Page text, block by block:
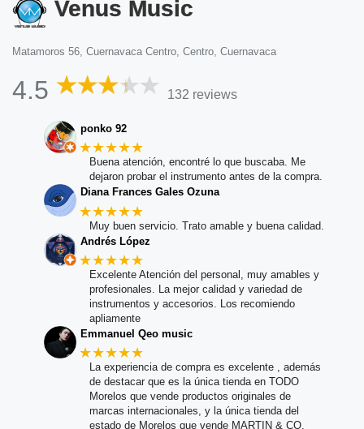
Venus Music
Matamoros 56, Cuernavaca Centro, Centro, Cuernavaca
4.5 132 reviews
ponko 92
★★★★★
Buena atención, encontré lo que buscaba. Me
dejaron probar el instrumento antes de la compra.
Diana Frances Gales Ozuna
★★★★★
Muy buen servicio. Trato amable y buena calidad.
Andrés López
★★★★★
Excelente Atención del personal, muy amables y
profesionales. La mejor calidad y variedad de
instrumentos y accesorios. Los recomiendo
apliamente
Emmanuel Qeo music
★★★★★
La experiencia de compra es excelente , además
de destacar que es la única tienda en TODO
Morelos que vende productos originales de
marcas internacionales, y la única tienda del
estado de Morelos que vende MARTIN & CO.